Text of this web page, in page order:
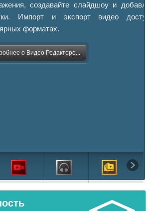
создавайте слайдшоу и
Импорт и экспорт видео
форматах.
о Видео Редакторе...